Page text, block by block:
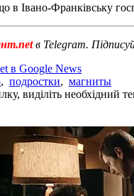
в Івано-Франківську
в Telegram.
в Google News
, подростки, магниты
виділіть необхідний